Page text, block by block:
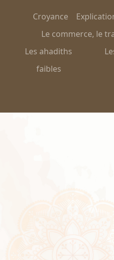
Croyance
Le commerce, le
Les ahadiths
faibles